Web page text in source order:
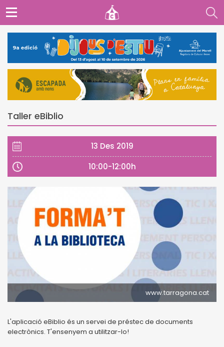
Taller eBiblio
13 Des 2019
10:00-12:00h
www.tarragona.cat
L'aplicació eBiblio és un servei de préstec de documents
electrònics. T'ensenyem a utilitzar-lo!